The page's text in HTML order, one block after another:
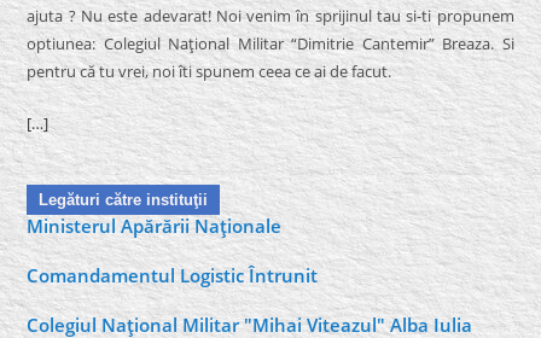
ajuta ? Nu este adevarat! Noi venim în sprijinul tau si-ti propunem
optiunea: Colegiul Naţional Militar “Dimitrie Cantemir” Breaza. Si
pentru că tu vrei, noi îti spunem ceea ce ai de facut.
[…]
Legături către instituţii
Ministerul Apărării Naţionale
Comandamentul Logistic Întrunit
Colegiul Naţional Militar "Mihai Viteazul" Alba Iulia